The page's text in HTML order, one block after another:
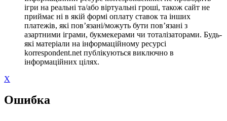
ігри на реальні та/або віртуальні гроші, також сайт не
приймає ні в якій формі оплату ставок та інших
платежів, які пов’язані/можуть бути пов’язані з
азартними іграми, букмекерами чи тоталізаторами. Будь-
які матеріали на інформаційному ресурсі
korrespondent.net публікуються виключно в
інформаційних цілях.
X
Ошибка